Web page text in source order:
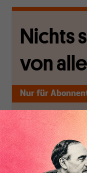
Nichts
von
Nur für
MAKROSKOP
Themen aus einer
Perspektive und ist